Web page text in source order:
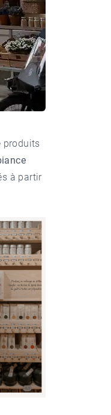
produits
à partir